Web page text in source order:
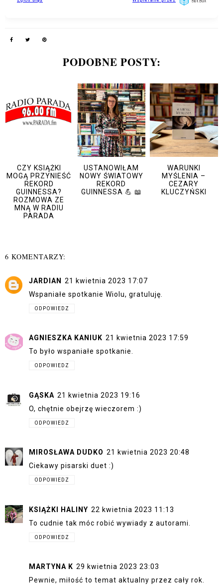
PODOBNE POSTY:
CZY KSIĄŻKI
MOGĄ PRZYNIEŚĆ
REKORD
GUINNESSA?
ROZMOWA ZE
MNĄ W RADIU
PARADA
USTANOWIŁAM
NOWY ŚWIATOWY
REKORD
GUINNESSA 💪 📖
WARUNKI
MYŚLENIA –
CEZARY
KLUCZYŃSKI
6 KOMENTARZY:
JARDIAN 21 kwietnia 2023 17:07
Wspaniałe spotkanie Wiolu, gratuluję.
ODPOWIEDZ
AGNIESZKA KANIUK 21 kwietnia 2023 17:59
To było wspaniałe spotkanie.
ODPOWIEDZ
GĄSKA 21 kwietnia 2023 19:16
O, chętnie obejrzę wieczorem :)
ODPOWIEDZ
MIROSŁAWA DUDKO 21 kwietnia 2023 20:48
Ciekawy pisarski duet :)
ODPOWIEDZ
KSIĄŻKI HALINY 22 kwietnia 2023 11:13
To cudnie tak móc robić wywiady z autorami.
ODPOWIEDZ
MARTYNA K 29 kwietnia 2023 23:03
Pewnie, miłość to temat aktualny przez cały rok.